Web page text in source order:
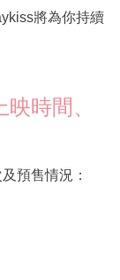
將為你持續
時間、
預售情況：